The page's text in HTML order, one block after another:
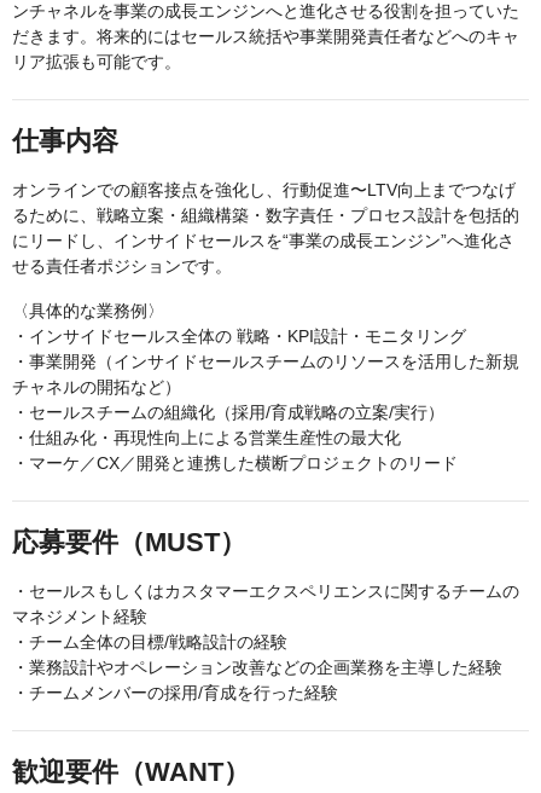
ンチャネルを事業の成長エンジンへと進化させる役割を担っていた
だきます。将来的にはセールス統括や事業開発責任者などへのキャ
リア拡張も可能です。
仕事内容
オンラインでの顧客接点を強化し、行動促進〜LTV向上までつなげ
るために、戦略立案・組織構築・数字責任・プロセス設計を包括的
にリードし、インサイドセールスを“事業の成長エンジン”へ進化さ
せる責任者ポジションです。
〈具体的な業務例〉
・インサイドセールス全体の 戦略・KPI設計・モニタリング
・事業開発（インサイドセールスチームのリソースを活用した新規
チャネルの開拓など）
・セールスチームの組織化（採用/育成戦略の立案/実行）
・仕組み化・再現性向上による営業生産性の最大化
・マーケ／CX／開発と連携した横断プロジェクトのリード
応募要件（MUST）
・セールスもしくはカスタマーエクスペリエンスに関するチームの
マネジメント経験
・チーム全体の目標/戦略設計の経験
・業務設計やオペレーション改善などの企画業務を主導した経験
・チームメンバーの採用/育成を行った経験
歓迎要件（WANT）